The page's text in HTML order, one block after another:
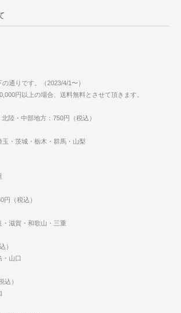
通りです。（2023/4/1〜）
円以上の場合、送料無料とさせて頂きます。
陸・中部地方：750円（税込）
・茨城・栃木・群馬・山梨
（税込）
・滋賀・和歌山・三重
）
山口
込）